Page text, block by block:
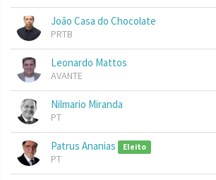
João Casa do Chocolate
PRTB
Leonardo Mattos
AVANTE
Nilmario Miranda
PT
Patrus Ananias Eleito
PT